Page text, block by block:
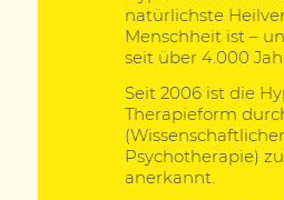
natürlichste
Menschheit ist –
seit über 4.000
Seit 2006 ist die
Therapieform
Psychotherapie)
anerkannt.